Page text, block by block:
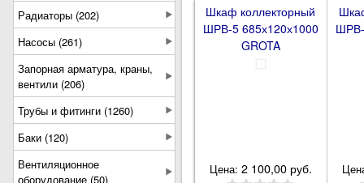
Шкаф коллекторный
ШРВ-5 685х120х1000
GROTA
Цена: 2 100,00 руб.
ШРВ-
Радиаторы (202)
Насосы (261)
Запорная арматура, краны,
вентили (206)
Трубы и фитинги (1260)
Баки (120)
Вентиляционное
оборудование (50)